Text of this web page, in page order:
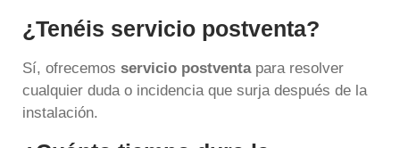
¿Tenéis servicio postventa?
Sí, ofrecemos servicio postventapara resolver
cualquier duda o incidencia que surja después de la
instalación.